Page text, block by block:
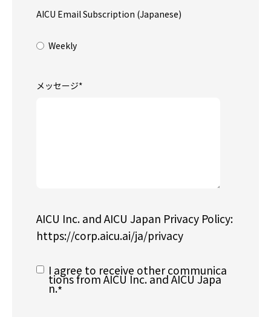
AICU Email Subscription (Japanese)
Weekly
メッセージ*
AICU Inc. and AICU Japan Privacy Policy:
https://corp.aicu.ai/ja/privacy
I agree to receive other communica
tions from AICU Inc. and AICU Japa
n.*